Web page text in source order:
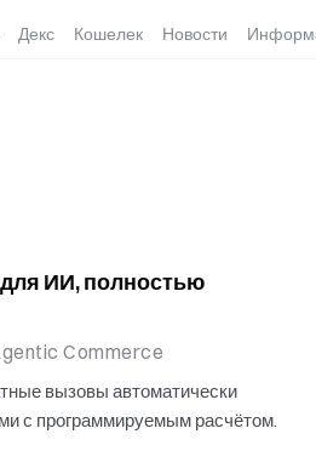
Декс Кошелек Новости
ИИ, полностью
Commerce
вызовы автоматически
с программируемым расчётом.